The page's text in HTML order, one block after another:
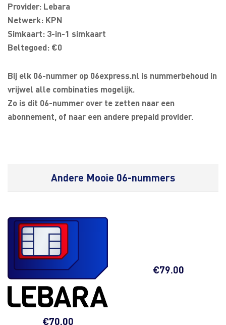
Provider: Lebara
Netwerk: KPN
Simkaart: 3-in-1 simkaart
Beltegoed: €0
Bij elk 06-nummer op 06express.nl is nummerbehoud in
vrijwel alle combinaties mogelijk.
Zo is dit 06-nummer over te zetten naar een
abonnement, of naar een andere prepaid provider.
Andere Mooie 06-nummers
€70.00
€79.00